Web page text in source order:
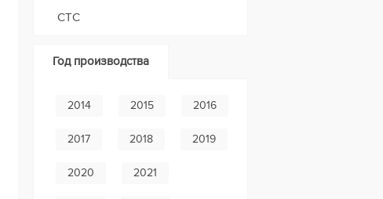
СТС
Год производства
2014 2015 2016
2017 2018 2019
2020 2021